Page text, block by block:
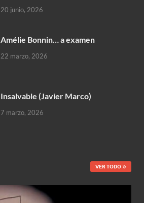
20 junio, 2026
Amélie Bonnin… a examen
22 marzo, 2026
Insalvable (Javier Marco)
7 marzo, 2026
VER TODO